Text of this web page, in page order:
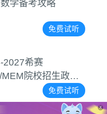
学备考攻略
免费试听
2027希赛
院校招生政策
免费试听
X